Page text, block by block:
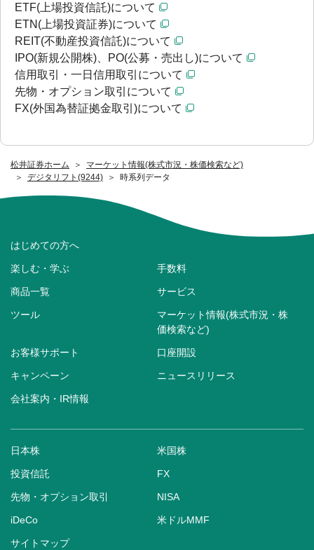
松井証券ホーム
マーケット情報(株式市況・株価検索など)
デジタリフト(9244)
時系列データ
ETF(上場投資信託)について
ETN(上場投資証券)について
REIT(不動産投資信託)について
IPO(新規公開株)、PO(公募・売出し)について
信用取引・一日信用取引について
先物・オプション取引について
FX(外国為替証拠金取引)について
はじめての方へ
楽しむ・学ぶ 手数料
商品一覧 サービス
ツール
マーケット情報(株式市況・株
価検索など)
お客様サポート 口座開設
キャンペーン ニュースリリース
会社案内・IR情報
日本株 米国株
投資信託 FX
先物・オプション取引 NISA
iDeCo 米ドルMMF
サイトマップ